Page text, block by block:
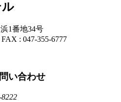
1番地34号
FAX : 047-355-6777
い合わせ